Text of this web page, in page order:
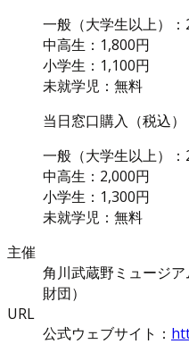
一般（大学生以上）
中高生：1,800円
小学生：1,100円
未就学児：無料
当日窓口購入（税込）
一般（大学生以上）
中高生：2,000円
小学生：1,300円
未就学児：無料
主催
角川武蔵野ミュージ
財団）
URL
公式ウェブサイト：